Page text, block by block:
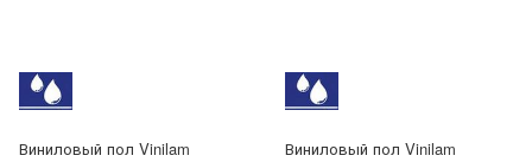
Виниловый пол Vinilam
Виниловый пол Vinilam